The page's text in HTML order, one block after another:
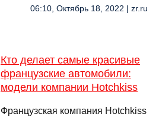
06:10, Октябрь 18, 2022 | zr.ru
Кто делает самые красивые
французские автомобили:
модели компании Hotchkiss
Французская компания Hotchkiss